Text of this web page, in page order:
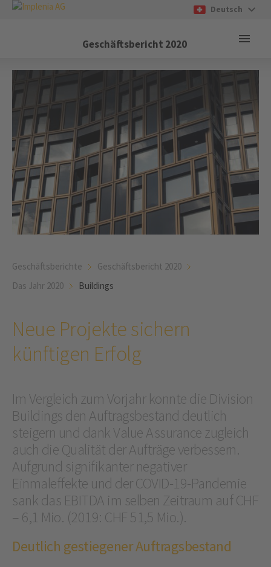
Deutsch
Geschäftsbericht 2020
Geschäftsberichte
Geschäftsbericht 2020
Das Jahr 2020
Buildings
Neue Projekte sichern
künftigen Erfolg
Im Vergleich zum Vorjahr konnte die Division
Buildings den ­Auftragsbestand deutlich
steigern und dank Value ­Assurance zugleich
auch die Qualität der Aufträge verbessern.
Aufgrund signifikanter negativer
Einmaleffekte und der COVID-19-Pandemie
sank das EBITDA im selben Zeitraum auf CHF
– 6,1 Mio. (2019: CHF 51,5 Mio.).
Deutlich gestiegener Auftragsbestand